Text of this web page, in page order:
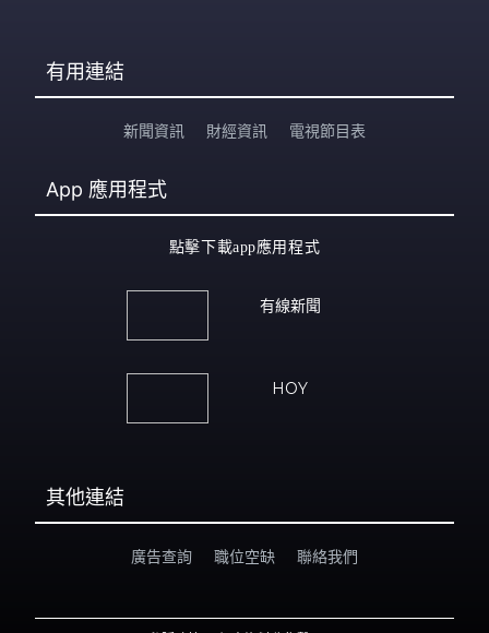
有用連結
新聞資訊 財經資訊 電視節目表
App 應用程式
點擊下載app應用程式
有線新聞
HOY
其他連結
廣告查詢 職位空缺 聯絡我們